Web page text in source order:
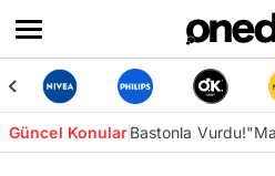
Güncel KonularBastonla Vurdu!